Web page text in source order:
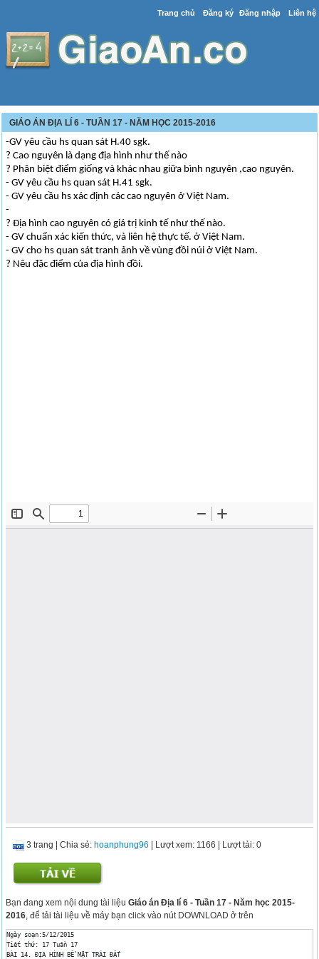
Trang chủ Đăng ký Đăng nhập Liên hệ
GIÁO ÁN ĐỊA LÍ 6 - TUẦN 17 - NĂM HỌC 2015-2016
-GV yêu cầu hs quan sát H.40 sgk.
? Cao nguyên là dạng địa hình như thế nào
? Phân biệt điểm giống và khác nhau giữa bình nguyên ,cao nguyên.
- GV yêu cầu hs quan sát H.41 sgk.
- GV yêu cầu hs xác định các cao nguyên ở Việt Nam.
-
? Địa hình cao nguyên có giá trị kinh tế như thế nào.
- GV chuẩn xác kiến thức, và liên hệ thực tế. ở Việt Nam.
- GV cho hs quan sát tranh ảnh về vùng đồi núi ở Việt Nam.
? Nêu đặc điểm của địa hình đồi.
3 trang |Chia sẻ: hoanphung96 | Lượt xem: 1166 | Lượt tải: 0
Bạn đang xem nội dung tài liệuGiáo án Địa lí 6 - Tuần 17 - Năm học 2015-
2016 , để tải tài liệu về máy bạn click vào nút DOWNLOAD ở trên
Ngày soạn:5/12/2015
Tiết thứ: 17 Tuần 17
BÀI 14. ĐỊA HÌNH BỀ MẶT TRÁI ĐẤT